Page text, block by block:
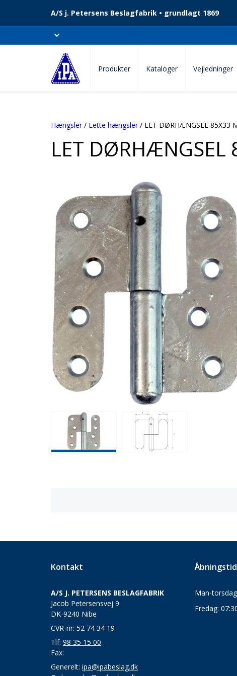
A/S j. Petersens Beslagfabrik • grundlagt 1869
Produkter Kataloger Vejledninger
Hængsler/ Lette hængsler/ LET DØRHÆNGSEL 85X33
LET DØRHÆNGSEL
Kontakt
A/S J. PETERSENS BESLAGFABRIK
Jacob Petersensvej 9
DK-9240 Nibe
CVR-nr: 52 74 34 19
Tlf: 98 35 15 00
Fax:
Generelt: ipa@ipabeslag.dk
Man-
Fredag: